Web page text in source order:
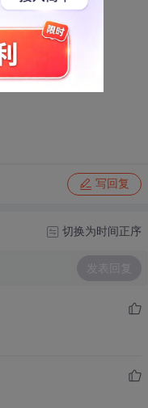
写回复
切换为时间正序
发表回复